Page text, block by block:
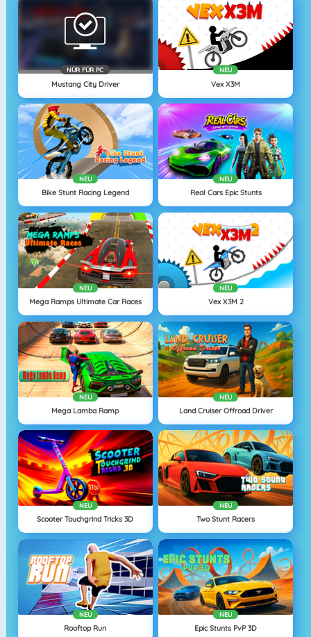
NÜR FÜR PC
Mustang City Driver
NEU
Vex X3M
NEU
Bike Stunt Racing Legend
NEU
Real Cars Epic Stunts
NEU
Mega Ramps Ultimate Car Races
NEU
Vex X3M 2
NEU
Mega Lamba Ramp
NEU
Land Cruiser Offroad Driver
NEU
Scooter Touchgrind Tricks 3D
NEU
Two Stunt Racers
NEU
Rooftop Run
NEU
Epic Stunts PvP 3D